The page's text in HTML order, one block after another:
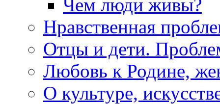
Чем люди живы?
Нравственная
Отцы и дети.
Любовь к Родине,
О культуре,